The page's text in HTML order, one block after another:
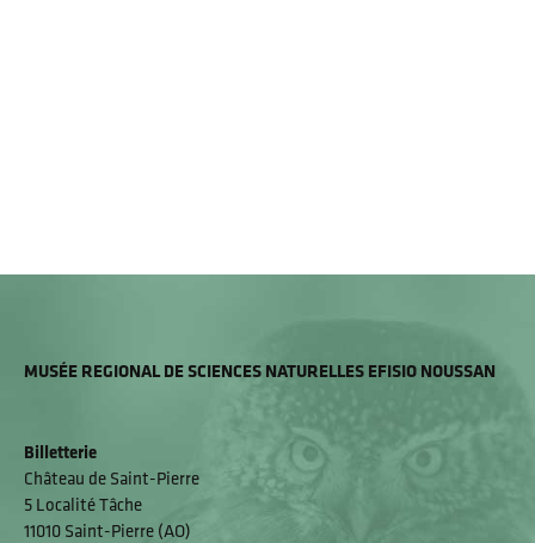
MUSÉE REGIONAL DE SCIENCES NATURELLES EFISIO NOUSSAN
Billetterie
Château de Saint-Pierre
5 Localité Tâche
11010 Saint-Pierre (AO)